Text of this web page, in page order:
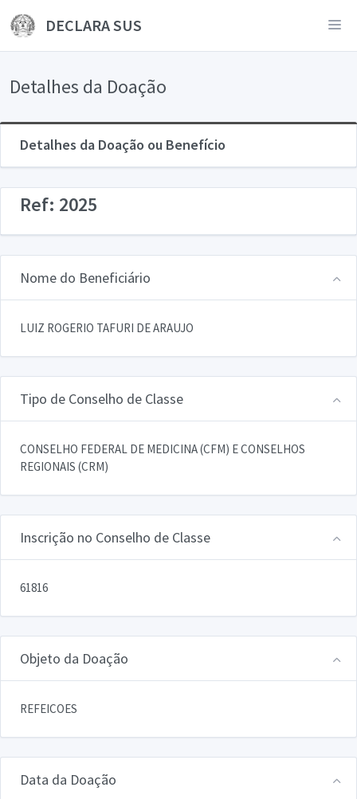
DECLARA SUS
Detalhes da Doação
Detalhes da Doação ou Benefício
Ref: 2025
Nome do Beneficiário
LUIZ ROGERIO TAFURI DE ARAUJO
Tipo de Conselho de Classe
CONSELHO FEDERAL DE MEDICINA (CFM) E CONSELHOS
REGIONAIS (CRM)
Inscrição no Conselho de Classe
61816
Objeto da Doação
REFEICOES
Data da Doação